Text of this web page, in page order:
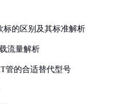
标的区别及其标准解析
流量解析
管的合适替代型号